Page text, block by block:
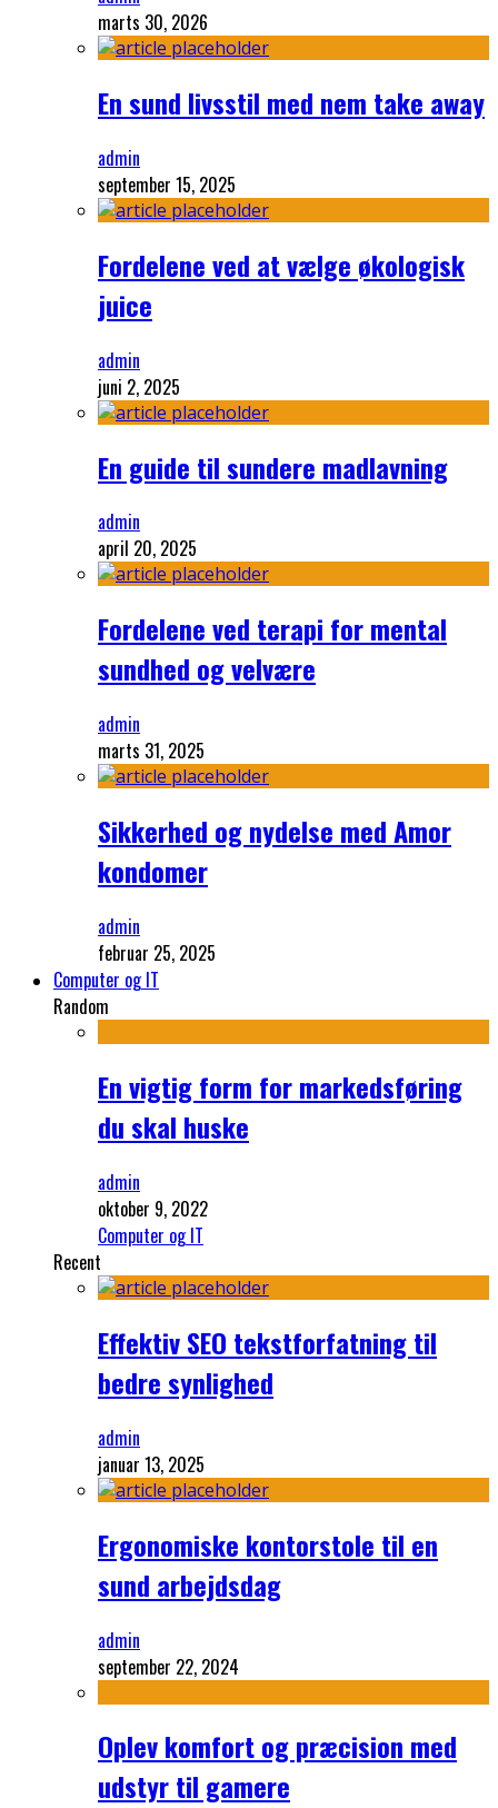
marts 30, 2026
En sund livsstil med nem take away
admin
september 15, 2025
Fordelene ved at vælge økologisk
juice
admin
juni 2, 2025
En guide til sundere madlavning
admin
april 20, 2025
Fordelene ved terapi for mental
sundhed og velvære
admin
marts 31, 2025
Sikkerhed og nydelse med Amor
kondomer
admin
februar 25, 2025
Computer og IT
Random
En vigtig form for markedsføring
du skal huske
admin
oktober 9, 2022
Computer og IT
Recent
Effektiv SEO tekstforfatning til
bedre synlighed
admin
januar 13, 2025
Ergonomiske kontorstole til en
sund arbejdsdag
admin
september 22, 2024
Oplev komfort og præcision med
udstyr til gamere